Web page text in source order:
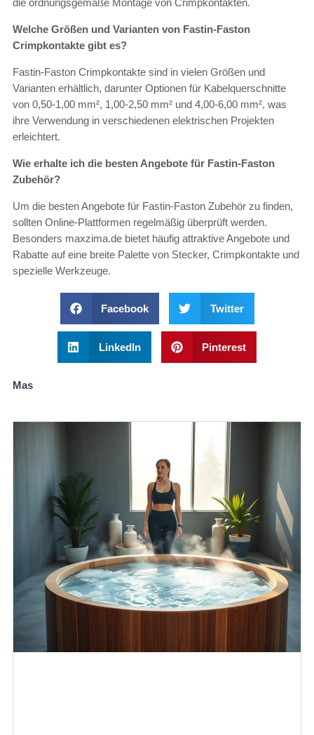
die ordnungsgemäße Montage von Crimpkontakten.
Welche Größen und Varianten von Fastin-Faston
Crimpkontakte gibt es?
Fastin-Faston Crimpkontakte sind in vielen Größen und
Varianten erhältlich, darunter Optionen für Kabelquerschnitte
von 0,50-1,00 mm², 1,00-2,50 mm² und 4,00-6,00 mm², was
ihre Verwendung in verschiedenen elektrischen Projekten
erleichtert.
Wie erhalte ich die besten Angebote für Fastin-Faston
Zubehör?
Um die besten Angebote für Fastin-Faston Zubehör zu finden,
sollten Online-Plattformen regelmäßig überprüft werden.
Besonders maxzima.de bietet häufig attraktive Angebote und
Rabatte auf eine breite Palette von Stecker, Crimpkontakte und
spezielle Werkzeuge.
Facebook Twitter
LinkedIn Pinterest
Mas